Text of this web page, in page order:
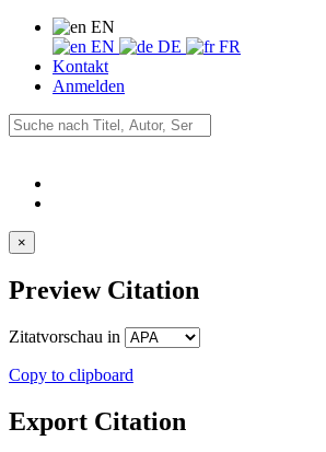
EN
EN
DE
FR
Kontakt
Anmelden
×
Preview Citation
Zitatvorschau in
Copy to clipboard
Export Citation